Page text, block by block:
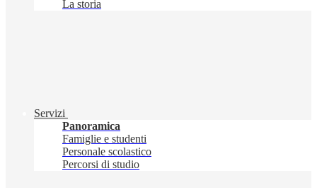
La storia
Servizi
Panoramica
Famiglie e studenti
Personale scolastico
Percorsi di studio